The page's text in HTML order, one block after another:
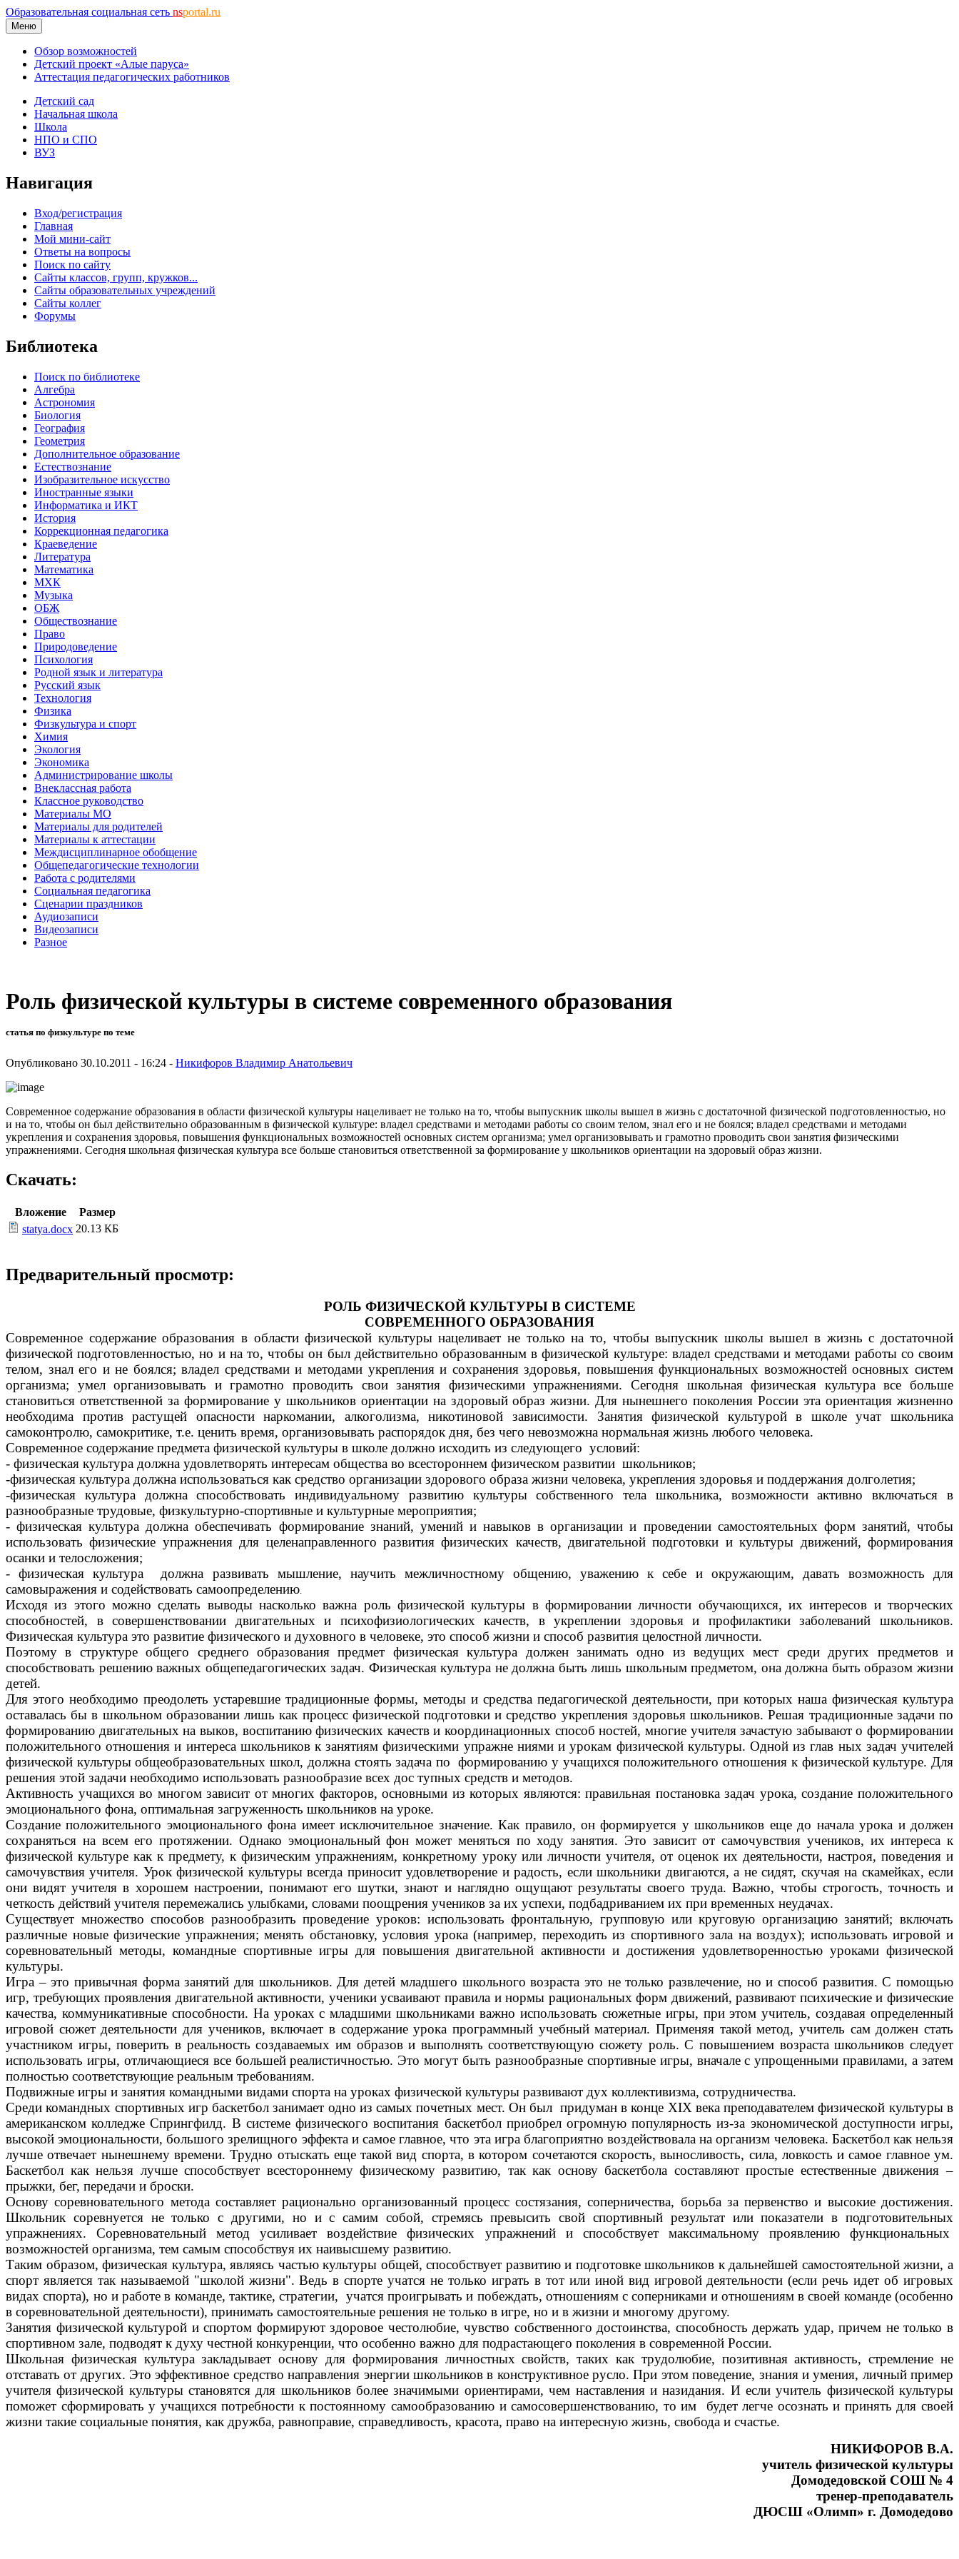
Образовательная социальная сеть nsportal.ru
Меню
Обзор возможностей
Детский проект «Алые паруса»
Аттестация педагогических работников
Детский сад
Начальная школа
Школа
НПО и СПО
ВУЗ
Навигация
Вход/регистрация
Главная
Мой мини-сайт
Ответы на вопросы
Поиск по сайту
Сайты классов, групп, кружков...
Сайты образовательных учреждений
Сайты коллег
Форумы
Библиотека
Поиск по библиотеке
Алгебра
Астрономия
Биология
География
Геометрия
Дополнительное образование
Естествознание
Изобразительное искусство
Иностранные языки
Информатика и ИКТ
История
Коррекционная педагогика
Краеведение
Литература
Математика
МХК
Музыка
ОБЖ
Обществознание
Право
Природоведение
Психология
Родной язык и литература
Русский язык
Технология
Физика
Физкультура и спорт
Химия
Экология
Экономика
Администрирование школы
Внеклассная работа
Классное руководство
Материалы МО
Материалы для родителей
Материалы к аттестации
Междисциплинарное обобщение
Общепедагогические технологии
Работа с родителями
Социальная педагогика
Сценарии праздников
Аудиозаписи
Видеозаписи
Разное
Роль физической культуры в системе современного образования
статья по физкультуре по теме
Опубликовано 30.10.2011 - 16:24 - Никифоров Владимир Анатольевич
Современное содержание образования в области физической культуры нацеливает не только на то, чтобы выпускник школы вышел в жизнь с достаточной физической подготовленностью, но
и на то, чтобы он был действительно образованным в физической культуре: владел средствами и методами работы со своим телом, знал его и не боялся; владел средствами и методами
укрепления и сохранения здоровья, повышения функциональных возможностей основных систем организма; умел организовывать и грамотно проводить свои занятия физическими
упражнениями. Сегодня школьная физическая культура все больше становиться ответственной за формирование у школьников ориентации на здоровый образ жизни.
Скачать:
Вложение
Размер
statya.docx 20.13 КБ
Предварительный просмотр:
РОЛЬ ФИЗИЧЕСКОЙ КУЛЬТУРЫ В СИСТЕМЕ
СОВРЕМЕННОГО ОБРАЗОВАНИЯ
Современное содержание образования в области физической культуры нацеливает не только на то, чтобы выпускник школы вышел в жизнь с достаточной
физической подготовленностью, но и на то, чтобы он был действительно образованным в физической культуре: владел средствами и методами работы со своим
телом, знал его и не боялся; владел средствами и методами укрепления и сохранения здоровья, повышения функциональных возможностей основных систем
организма; умел организовывать и грамотно проводить свои занятия физическими упражнениями. Сегодня школьная физическая культура все больше
становиться ответственной за формирование у школьников ориентации на здоровый образ жизни. Для нынешнего поколения России эта ориентация жизненно
необходима против растущей опасности наркомании, алкоголизма, никотиновой зависимости. Занятия физической культурой в школе учат школьника
самоконтролю, самокритике, т.е. ценить время, организовывать распорядок дня, без чего невозможна нормальная жизнь любого человека.
Современное содержание предмета физической культуры в школе должно исходить из следующего условий:
- физическая культура должна удовлетворять интересам общества во всестороннем физическом развитии школьников;
-физическая культура должна использоваться как средство организации здорового образа жизни человека, укрепления здоровья и поддержания долголетия;
-физическая культура должна способствовать индивидуальному развитию культуры собственного тела школьника, возможности активно включаться в
разнообразные трудовые, физкультурно-спортивные и культурные мероприятия;
- физическая культура должна обеспечивать формирование знаний, умений и навыков в организации и проведении самостоятельных форм занятий, чтобы
использовать физические упражнения для целенаправленного развития физических качеств, двигательной подготовки и культуры движений, формирования
осанки и телосложения;
- физическая культура должна развивать мышление, научить межличностному общению, уважению к себе и окружающим, давать возможность для
самовыражения и содействовать самоопределению.
Исходя из этого можно сделать выводы насколько важна роль физической культуры в формировании личности обучающихся, их интересов и творческих
способностей, в совершенствовании двигательных и психофизиологических качеств, в укреплении здоровья и профилактики заболеваний школьников.
Физическая культура это развитие физического и духовного в человеке, это способ жизни и способ развития целостной личности.
Поэтому в структуре общего среднего образования предмет физическая культура должен занимать одно из ведущих мест среди других предметов и
способствовать решению важных общепедагогических задач. Физическая культура не должна быть лишь школьным предметом, она должна быть образом жизни
детей.
Для этого необходимо преодолеть устаревшие традиционные формы, методы и средства педагогической деятельности, при которых наша физическая культура
оставалась бы в школьном образовании лишь как процесс физической подготовки и средство укрепления здоровья школьников. Решая традиционные задачи по
формированию двигательных на выков, воспитанию физических качеств и координационных способ ностей, многие учителя зачастую забывают о формировании
положительного отношения и интереса школьников к занятиям физическими упражне ниями и урокам физической культуры. Одной из глав ных задач учителей
физической культуры общеобразовательных школ, должна стоять задача по формированию у учащихся положительного отношения к физической культуре. Для
решения этой задачи необходимо использовать разнообразие всех дос тупных средств и методов.
Активность учащихся во многом зависит от многих факторов, основными из которых являются: правильная постановка задач урока, создание положительного
эмоционального фона, оптимальная загруженность школьников на уроке.
Создание положительного эмоционального фона имеет исключительное значение. Как правило, он формируется у школьников еще до начала урока и должен
сохраняться на всем его протяжении. Однако эмоциональный фон может меняться по ходу занятия. Это зависит от самочувствия учеников, их интереса к
физической культуре как к предмету, к физическим упражнениям, конкретному уроку или личности учителя, от оценок их деятельности, настроя, поведения и
самочувствия учителя. Урок физической культуры всегда приносит удовлетворение и радость, если школьники двигаются, а не сидят, скучая на скамейках, если
они видят учителя в хорошем настроении, понимают его шутки, знают и наглядно ощущают результаты своего труда. Важно, чтобы строгость, точность и
четкость действий учителя перемежались улыбками, словами поощрения учеников за их успехи, подбадриванием их при временных неудачах.
Существует множество способов разнообразить проведение уроков: использовать фронтальную, групповую или круговую организацию занятий; включать
различные новые физические упражнения; менять обстановку, условия урока (например, переходить из спортивного зала на воздух); использовать игровой и
соревновательный методы, командные спортивные игры для повышения двигательной активности и достижения удовлетворенностью уроками физической
культуры.
Игра – это привычная форма занятий для школьников. Для детей младшего школьного возраста это не только развлечение, но и способ развития. С помощью
игр, требующих проявления двигательной активности, ученики усваивают правила и нормы рациональных форм движений, развивают психические и физические
качества, коммуникативные способности. На уроках с младшими школьниками важно использовать сюжетные игры, при этом учитель, создавая определенный
игровой сюжет деятельности для учеников, включает в содержание урока программный учебный материал. Применяя такой метод, учитель сам должен стать
участником игры, поверить в реальность создаваемых им образов и выполнять соответствующую сюжету роль. С повышением возраста школьников следует
использовать игры, отличающиеся все большей реалистичностью. Это могут быть разнообразные спортивные игры, вначале с упрощенными правилами, а затем
полностью соответствующие реальным требованиям.
Подвижные игры и занятия командными видами спорта на уроках физической культуры развивают дух коллективизма, сотрудничества.
Среди командных спортивных игр баскетбол занимает одно из самых почетных мест. Он был придуман в конце ХIХ века преподавателем физической культуры в
американском колледже Спрингфилд. В системе физического воспитания баскетбол приобрел огромную популярность из-за экономической доступности игры,
высокой эмоциональности, большого зрелищного эффекта и самое главное, что эта игра благоприятно воздействовала на организм человека. Баскетбол как нельзя
лучше отвечает нынешнему времени. Трудно отыскать еще такой вид спорта, в котором сочетаются скорость, выносливость, сила, ловкость и самое главное ум.
Баскетбол как нельзя лучше способствует всестороннему физическому развитию, так как основу баскетбола составляют простые естественные движения –
прыжки, бег, передачи и броски.
Основу соревновательного метода составляет рационально организованный процесс состязания, соперничества, борьба за первенство и высокие достижения.
Школьник соревнуется не только с другими, но и с самим собой, стремясь превысить свой спортивный результат или показатели в подготовительных
упражнениях. Соревновательный метод усиливает воздействие физических упражнений и способствует максимальному проявлению функциональных
возможностей организма, тем самым способствуя их наивысшему развитию.
Таким образом, физическая культура, являясь частью культуры общей, способствует развитию и подготовке школьников к дальнейшей самостоятельной жизни, а
спорт является так называемой "школой жизни". Ведь в спорте учатся не только играть в тот или иной вид игровой деятельности (если речь идет об игровых
видах спорта), но и работе в команде, тактике, стратегии, учатся проигрывать и побеждать, отношениям с соперниками и отношениям в своей команде (особенно
в соревновательной деятельности), принимать самостоятельные решения не только в игре, но и в жизни и многому другому.
Занятия физической культурой и спортом формируют здоровое честолюбие, чувство собственного достоинства, способность держать удар, причем не только в
спортивном зале, подводят к духу честной конкуренции, что особенно важно для подрастающего поколения в современной России.
Школьная физическая культура закладывает основу для формирования личностных свойств, таких как трудолюбие, позитивная активность, стремление не
отставать от других. Это эффективное средство направления энергии школьников в конструктивное русло. При этом поведение, знания и умения, личный пример
учителя физической культуры становятся для школьников более значимыми ориентирами, чем наставления и назидания. И если учитель физической культуры
поможет сформировать у учащихся потребности к постоянному самообразованию и самосовершенствованию, то им будет легче осознать и принять для своей
жизни такие социальные понятия, как дружба, равноправие, справедливость, красота, право на интересную жизнь, свобода и счастье.
НИКИФОРОВ В.А.
учитель физической культуры
Домодедовской СОШ № 4
тренер-преподаватель
ДЮСШ «Олимп» г. Домодедово